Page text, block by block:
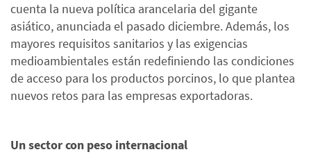
cuenta la nueva política arancelaria del gigante
asiático, anunciada el pasado diciembre. Además, los
mayores requisitos sanitarios y las exigencias
medioambientales están redefiniendo las condiciones
de acceso para los productos porcinos, lo que plantea
nuevos retos para las empresas exportadoras.
Un sector con peso internacional